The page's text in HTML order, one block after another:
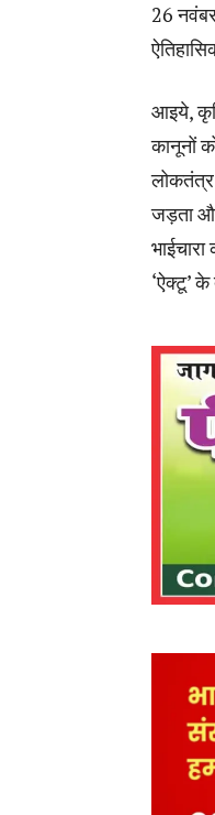
26
आइये,
कानूनों
लोकतंत्र
जड़ता
‘ऐक्टू’